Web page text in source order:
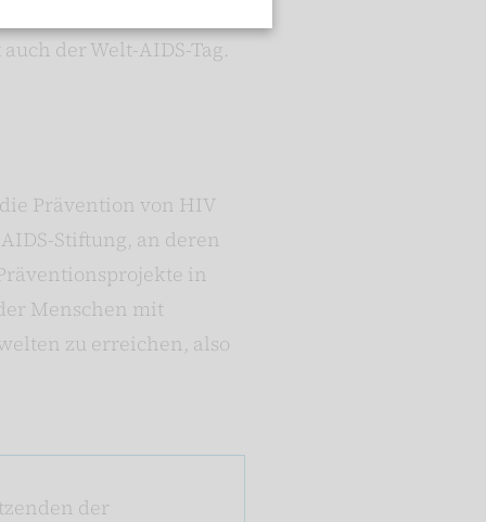
der Welt-AIDS-Tag.
Prävention von HIV
Stiftung, an deren
in
Menschen mit
zu erreichen, also
der